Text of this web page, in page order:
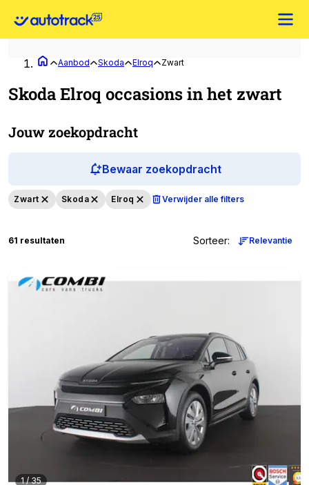
Aanbod Skoda Elroq Zwart
Skoda Elroq occasions in het zwart
Jouw zoekopdracht
Bewaar zoekopdracht
Zwart Skoda Elroq Verwijder alle filters
61 resultaten Sorteer: Relevantie
1/35